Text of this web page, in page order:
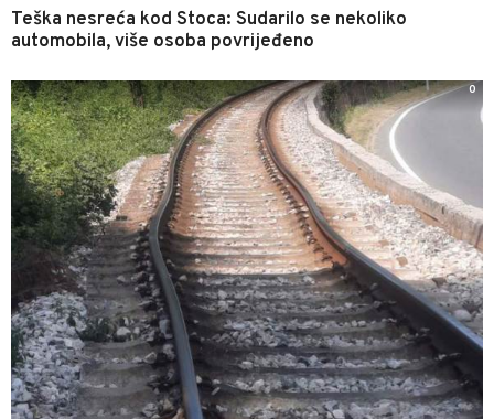
Teška nesreća kod Stoca: Sudarilo se nekoliko
automobila, više osoba povrijeđeno
0